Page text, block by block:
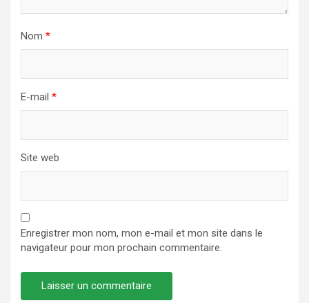
Nom *
E-mail *
Site web
Enregistrer mon nom, mon e-mail et mon site dans le
navigateur pour mon prochain commentaire.